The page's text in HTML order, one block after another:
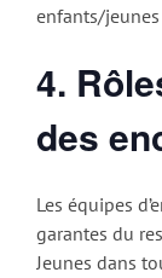
enfants/
4.
des
Les équipes
garantes du
Jeunes dans